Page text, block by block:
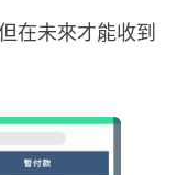
在未來才能收到